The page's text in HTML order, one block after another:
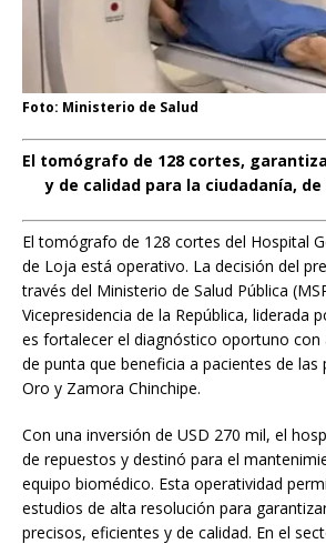
Foto: Ministerio de Salud
El tomógrafo de 128 cortes,
y de calidad para la ciudadanía,
El tomógrafo de 128 cortes del Hospital
de Loja está operativo. La decisión del
través del Ministerio de Salud Pública
Vicepresidencia de la República, liderada
es fortalecer el diagnóstico oportuno
de punta que beneficia a pacientes de las
Oro y Zamora Chinchipe.
Con una inversión de USD 270 mil, el
de repuestos y destinó para el
equipo biomédico. Esta operatividad
estudios de alta resolución para
precisos, eficientes y de calidad. En el